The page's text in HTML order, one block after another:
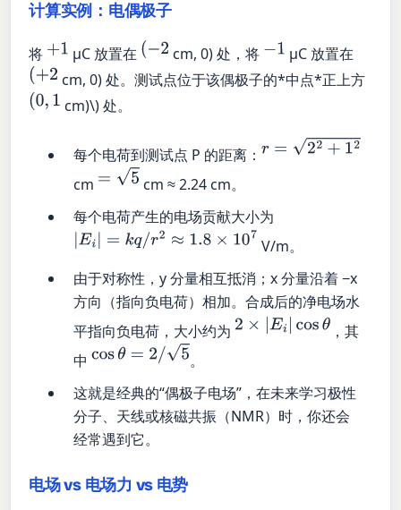
计算实例：电偶极子
将 +1 µC 放置在 (−2 cm, 0) 处，将 −1 µC 放置在
(+2
cm, 0) 处。测试点位于该偶极子的*中点*正上方
(0,1 cm)\) 处。
每个电荷到测试点 P 的距离：r=22 +12
cm =5
cm ≈ 2.24 cm。
每个电荷产生的电场贡献大小为
|Ei| =kq/r2≈1.8×107
V/m。
由于对称性，y 分量相互抵消；x 分量沿着 −x
方向（指向负电荷）相加。合成后的净电场水
平指向负电荷，大小约为 2 ×| i|cosθ
，其
中cosθ=2/ 5
。
这就是经典的“偶极子电场”，在未来学习极性
分子、天线或核磁共振（NMR）时，你还会
经常遇到它。
电场 vs 电场力 vs 电势